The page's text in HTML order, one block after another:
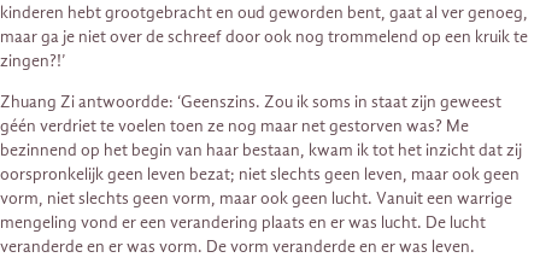
kinderen hebt grootgebracht en oud geworden bent, gaat al ver genoeg,
maar ga je niet over de schreef door ook nog trommelend op een kruik te
zingen?!’
Zhuang Zi antwoordde: ‘Geenszins. Zou ik soms in staat zijn geweest
géén verdriet te voelen toen ze nog maar net gestorven was? Me
bezinnend op het begin van haar bestaan, kwam ik tot het inzicht dat zij
oorspronkelijk geen leven bezat; niet slechts geen leven, maar ook geen
vorm, niet slechts geen vorm, maar ook geen lucht. Vanuit een warrige
mengeling vond er een verandering plaats en er was lucht. De lucht
veranderde en er was vorm. De vorm veranderde en er was leven.